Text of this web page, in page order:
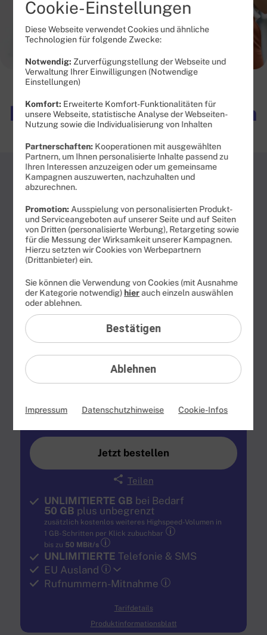
Unbegrenzt surfen mit
kostenlos nachbuchbarem
Datenvolumen
768
sparen
100
statt50MBit/s
3
x
GB
gratis
Nur für
kurze Zeit
Unlimited
2299
€ mtl.
Bereitstellungspreis
1 Monat
Jetzt bestellen
Teilen
UNLIMITIERTE GB bei Bedarf
50 GB plus unbegrenzt
zusätzlich kostenlos weiteres Highspeed-Volumen in
1 GB-Schritten per Klick zubuchbar
bis zu 50 MBit/s
UNLIMITIERTE Telefonie & SMS
EU Ausland
Rufnummern-​Mitnahme
Tarifdetails
Produktinformationsblatt
Cookie-Einstellungen
Diese Webseite verwendet Cookies und ähnliche
Technologien für folgende Zwecke:
Notwendig: Zurverfügungstellung der Webseite und
Verwaltung Ihrer Einwilligungen (Notwendige
Einstellungen)
Komfort: Erweiterte Komfort-Funktionalitäten für
unsere Webseite, statistische Analyse der Webseiten-
Nutzung sowie die Individualisierung von Inhalten
Partnerschaften: Kooperationen mit ausgewählten
Partnern, um Ihnen personalisierte Inhalte passend zu
Ihren Interessen anzuzeigen oder um gemeinsame
Kampagnen auszuwerten, nachzuhalten und
abzurechnen.
Promotion: Ausspielung von personalisierten Produkt-
und Serviceangeboten auf unserer Seite und auf Seiten
von Dritten (personalisierte Werbung), Retargeting sowie
für die Messung der Wirksamkeit unserer Kampagnen.
Hierzu setzten wir Cookies von Werbepartnern
(Drittanbieter) ein.
Ablehnen
Sie können die Verwendung von Cookies (mit Ausnahme
der Kategorie notwendig) hierauch einzeln auswählen
oder ablehnen.
Bestätigen
Impressum Datenschutzhinweise Cookie-Infos